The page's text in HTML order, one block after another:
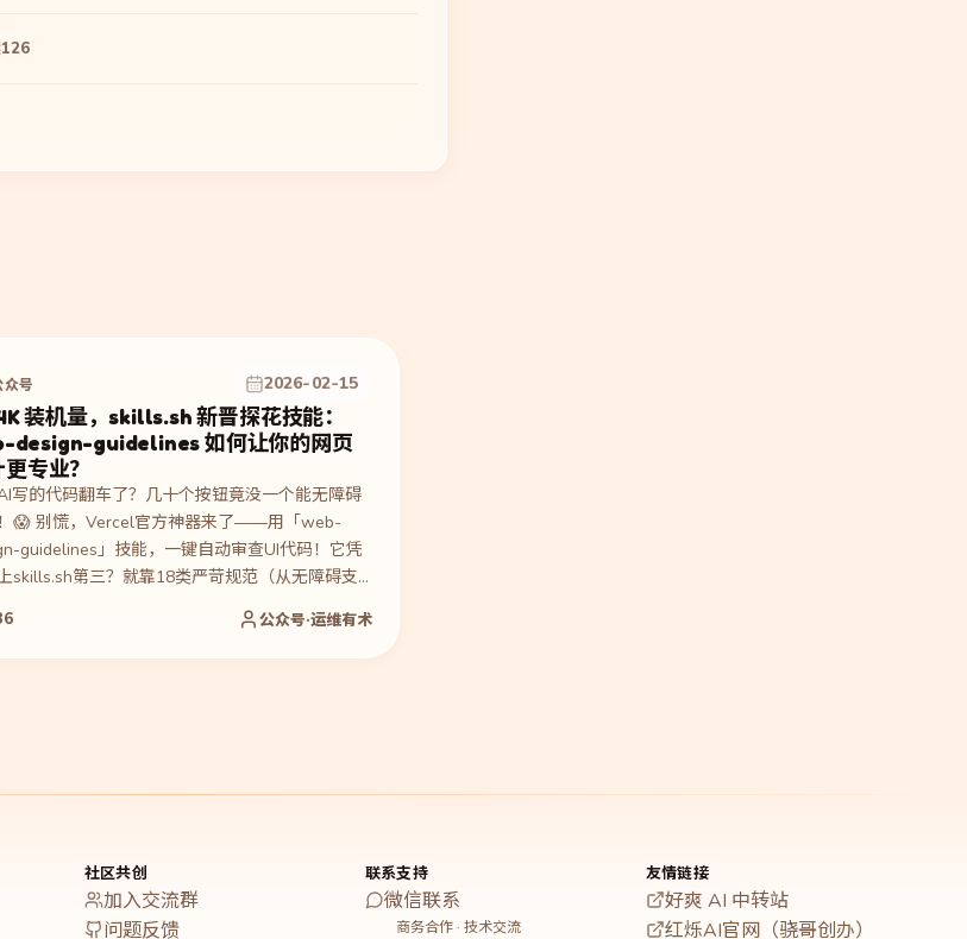
126
众号 2026-02-15
装机量，skills.sh 新晋探花技能：
design-guidelines 如何让你的网页
专业？
写的代码翻车了？几十个按钮竟没一个能无障碍
😱 别慌，Vercel官方神器来了——用「web-
guidelines」技能，一键自动审查UI代码！它凭
skills.sh第三？就靠18类严苛规范（从无障碍支
动画性能），把Vercel十年经验塞进你编辑器。现
76.4K，7大AI工具通用，让你的烂代码秒变专业
！🚀 快试试，别让用户为AI的偷懒买单～
公众号·运维有术
社区共创
加入交流群
问题反馈
联系支持
微信联系
商务合作 · 技术交流
友情链接
好爽 AI 中转站
红烁AI官网（骁哥创办）